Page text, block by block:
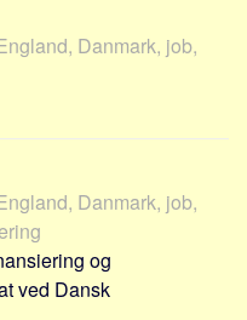
Danmark, job,
Danmark, job,
og
ved Dansk